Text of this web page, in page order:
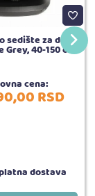
sedište za decu
40-150 cm
cena:
00RSD
dostava